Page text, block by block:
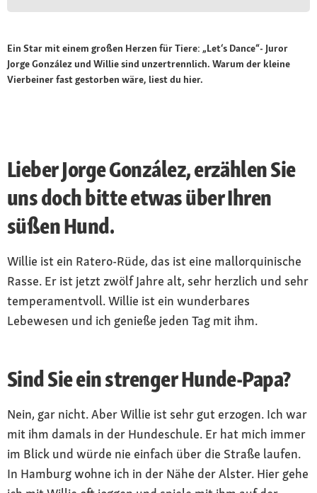
Ein Star mit einem großen Herzen für Tiere: „Let‘s Dance“- Juror
Jorge González und Willie sind unzertrennlich. Warum der kleine
Vierbeiner fast gestorben wäre, liest du hier.
Lieber Jorge González, erzählen Sie
uns doch bitte etwas über Ihren
süßen Hund.
Willie ist ein Ratero-Rüde, das ist eine mallorquinische
Rasse. Er ist jetzt zwölf Jahre alt, sehr herzlich und sehr
temperamentvoll. Willie ist ein wunderbares
Lebewesen und ich genieße jeden Tag mit ihm.
Sind Sie ein strenger Hunde-Papa?
Nein, gar nicht. Aber Willie ist sehr gut erzogen. Ich war
mit ihm damals in der Hundeschule. Er hat mich immer
im Blick und würde nie einfach über die Straße laufen.
In Hamburg wohne ich in der Nähe der Alster. Hier gehe